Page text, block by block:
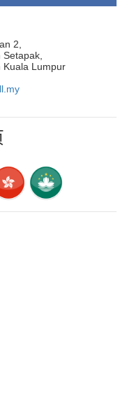
2,
Kuala Lumpur